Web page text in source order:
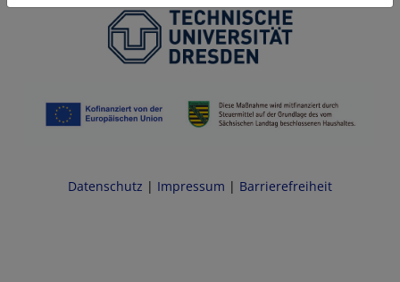
Datenschutz | Impressum | Barrierefreiheit